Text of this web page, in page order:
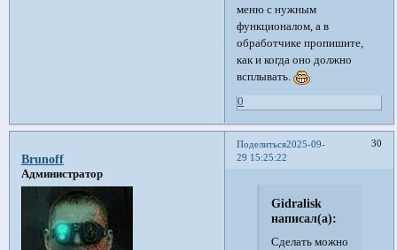
меню с нужным
функционалом, а в
обработчике пропишите,
как и когда оно должно
всплывать.
0
Поделиться 30
2025-09-
29 15:25:22
Brunoff
Администратор
Gidralisk
написал(а):
Сделать можно